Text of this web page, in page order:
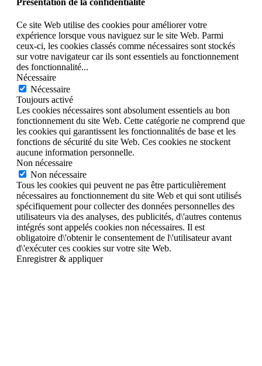
Présentation de la confidentialité
Ce site Web utilise des cookies pour améliorer votre
expérience lorsque vous naviguez sur le site Web. Parmi
ceux-ci, les cookies classés comme nécessaires sont stockés
sur votre navigateur car ils sont essentiels au fonctionnement
des fonctionnalité...
Nécessaire
Nécessaire
Toujours activé
Les cookies nécessaires sont absolument essentiels au bon
fonctionnement du site Web. Cette catégorie ne comprend que
les cookies qui garantissent les fonctionnalités de base et les
fonctions de sécurité du site Web. Ces cookies ne stockent
aucune information personnelle.
Non nécessaire
Non nécessaire
Tous les cookies qui peuvent ne pas être particulièrement
nécessaires au fonctionnement du site Web et qui sont utilisés
spécifiquement pour collecter des données personnelles des
utilisateurs via des analyses, des publicités, d\'autres contenus
intégrés sont appelés cookies non nécessaires. Il est
obligatoire d\'obtenir le consentement de l\'utilisateur avant
d\'exécuter ces cookies sur votre site Web.
Enregistrer & appliquer